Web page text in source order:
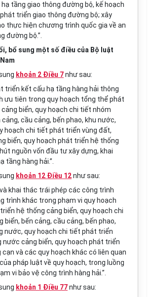
tầng giao thông đường bộ, kế hoạch
triển giao thông đường bộ; xây
thực hiện chương trình quốc gia về an
đường bộ.”.
bổ sung một số điều của Bộ luật
khoản 2 Điều 7như sau:
triển kết cấu hạ tầng hàng hải thông
ưu tiên trong quy hoạch tổng thể phát
biển, quy hoạch chi tiết nhóm
cảng, cầu cảng, bến phao, khu nước,
hoạch chi tiết phát triển vùng đất,
biển, quy hoạch phát triển hệ thống
nguồn vốn đầu tư xây dựng, khai
tầng hàng hải.”.
khoản 12 Điều 12như sau:
khai thác trái phép các công trình
trình khác trong phạm vi quy hoạch
hệ thống cảng biển, quy hoạch chi
biển, bến cảng, cầu cảng, bến phao,
nước, quy hoạch chi tiết phát triển
nước cảng biển, quy hoạch phát triển
và các quy hoạch khác có liên quan
pháp luật về quy hoạch, trong luồng
vi bảo vệ công trình hàng hải.”.
khoản 1 Điều 77như sau: